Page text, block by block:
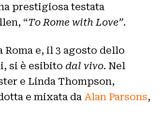
prestigiosa testata
“To Rome with Love”.
Roma e, il 3 agosto dello
si è esibito dal vivo. Nel
e Linda Thompson,
e mixata da Alan Parsons,